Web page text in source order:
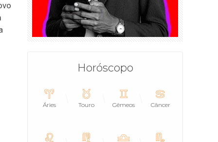
Horóscopo
Áries Touro Gêmeos Câncer